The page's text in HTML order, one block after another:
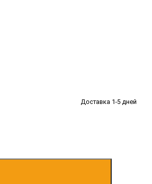
Доставка 1-5 дней